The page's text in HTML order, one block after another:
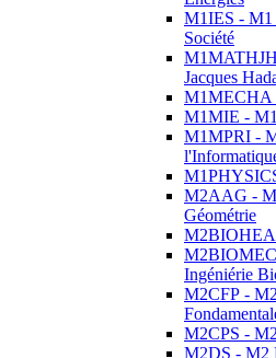
M1IES - M1
Société
Jacques
M1MECHA
M1MIE -
M1MPRI -
M2AAG -
Géométrie
M2BIOHEA
Ingéniérie
M2CFP -
M2CPS -
M2DS - M2